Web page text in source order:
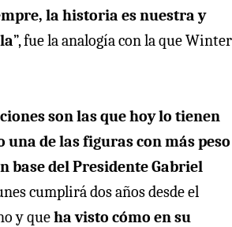
la historia es nuestra y
”, fue la analogía con la que Winter
son las que hoy lo tienen
una de las figuras con más peso
base del Presidente Gabriel
cumplirá dos años desde el
y queha visto cómo en su